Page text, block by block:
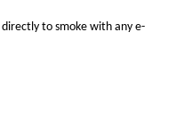
directly to smoke with any e-